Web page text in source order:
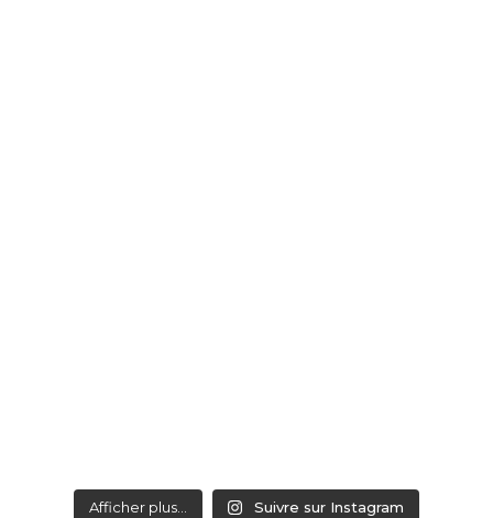
Afficher plus... Suivre sur Instagram